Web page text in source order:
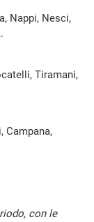
Nappi, Nesci,
Tiramani,
Campana,
con le